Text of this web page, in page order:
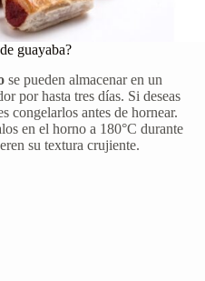
guayaba?
se pueden almacenar en un
por hasta tres días. Si deseas
congelarlos antes de hornear.
en el horno a 180°C durante
su textura crujiente.